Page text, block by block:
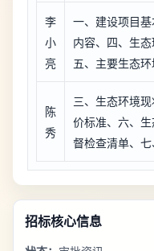
李
小
亮
一、建设项目
内容、四、生态
五、主要生态
陈
秀
三、生态环境
价标准、六、
督检查清单、
招标核心信息